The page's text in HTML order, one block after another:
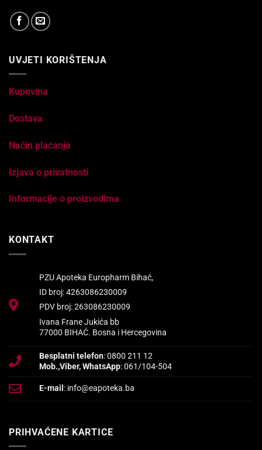
UVJETI KORIŠTENJA
Kupovina
Dostava
Način plaćanja
Izjava o privatnosti
Informacije o proizvodima
KONTAKT
PZU Apoteka Europharm Bihać,
ID broj: 4263086230009
PDV broj: 263086230009
Ivana Frane Jukića bb
77000 BIHAĆ. Bosna i Hercegovina
Besplatni telefon: 0800 211 12
Mob.,Viber, WhatsApp: 061/104-504
E-mail : info@eapoteka.ba
PRIHVAĆENE KARTICE